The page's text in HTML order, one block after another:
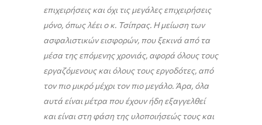
επιχειρήσεις και όχι τις μεγάλες επιχειρήσεις
μόνο, όπως λέει ο κ. Τσίπρας. Η μείωση των
ασφαλιστικών εισφορών, που ξεκινά από τα
μέσα της επόμενης χρονιάς, αφορά όλους τους
εργαζόμενους και όλους τους εργοδότες, από
τον πιο μικρό μέχρι τον πιο μεγάλο. Άρα, όλα
αυτά είναι μέτρα που έχουν ήδη εξαγγελθεί
και είναι στη φάση της υλοποιήσεώς τους και